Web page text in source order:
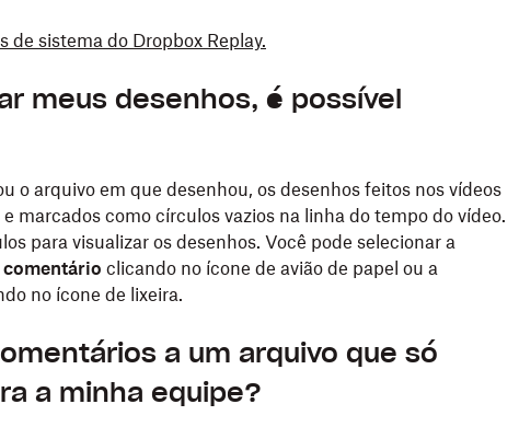
de sistema do Dropbox Replay.
meus desenhos, é possível
o arquivo em que desenhou, os desenhos feitos nos vídeos
marcados como círculos vazios na linha do tempo do vídeo.
para visualizar os desenhos. Você pode selecionar a
comentário clicando no ícone de avião de papel ou a
no ícone de lixeira.
a um arquivo que só
a minha equipe?